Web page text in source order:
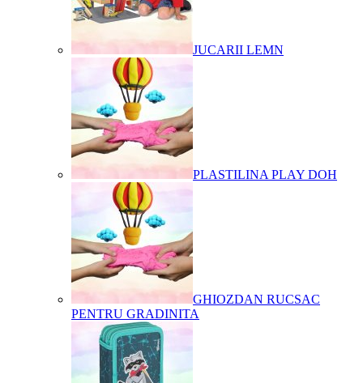
JUCARII LEMN
PLASTILINA PLAY DOH
GHIOZDAN RUCSAC
PENTRU GRADINITA